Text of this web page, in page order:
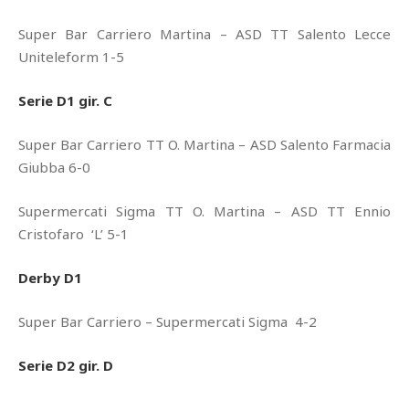
Super Bar Carriero Martina – ASD TT Salento Lecce
Uniteleform 1-5
Serie D1 gir. C
Super Bar Carriero TT O. Martina – ASD Salento Farmacia
Giubba 6-0
Supermercati Sigma TT O. Martina – ASD TT Ennio
Cristofaro ‘L’ 5-1
Derby D1
Super Bar Carriero – Supermercati Sigma 4-2
Serie D2 gir. D